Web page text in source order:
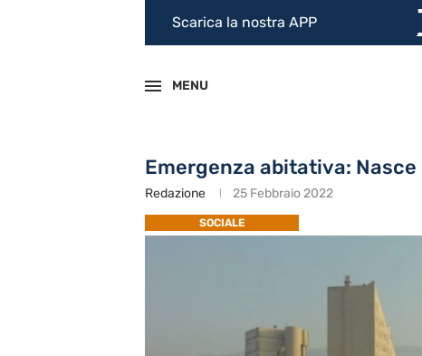
Scarica la nostra APP
MENU
Emergenza abitativa:
Redazione 25 Febbraio 2022
SOCIALE